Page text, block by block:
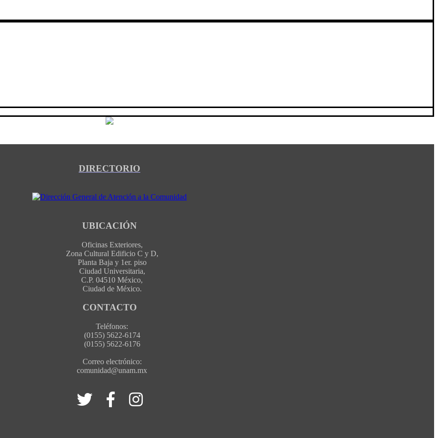
DIRECTORIO
UBICACIÓN
Oficinas Exteriores,
Zona Cultural Edificio C y D,
Planta Baja y 1er. piso
Ciudad Universitaria,
C.P. 04510 México,
Ciudad de México.
CONTACTO
Teléfonos:
(0155) 5622-6174
(0155) 5622-6176
Correo electrónico:
comunidad@unam.mx